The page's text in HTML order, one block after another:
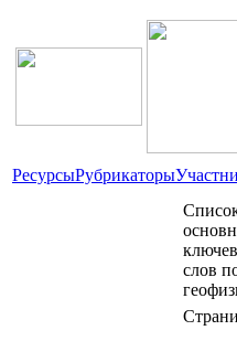
РесурсыРубрикаторы
слов